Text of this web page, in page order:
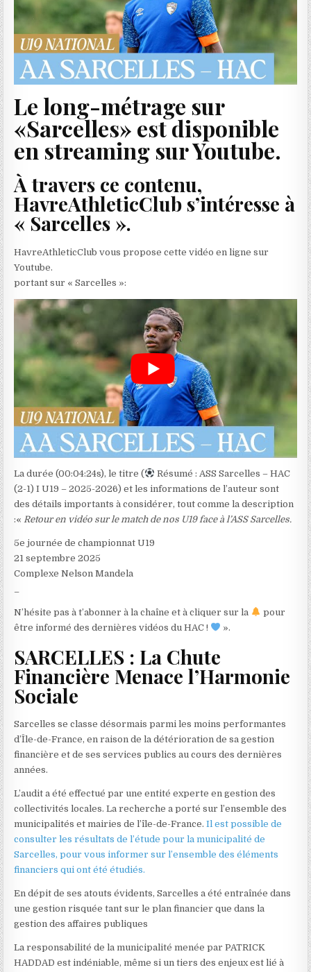
Le long-métrage sur
«Sarcelles» est disponible
en streaming sur Youtube.
À travers ce contenu,
HavreAthleticClub s’intéresse à
« Sarcelles ».
HavreAthleticClub vous propose cette vidéo en ligne sur
Youtube.
portant sur « Sarcelles »:
La durée (00:04:24s), le titre (
Résumé : ASS Sarcelles – HAC
(2-1) I U19 – 2025-2026) et les informations de l’auteur sont
des détails importants à considérer, tout comme la description
:« Retour en vidéo sur le match de nos U19 face à l’ASS Sarcelles.
5e journée de championnat U19
21 septembre 2025
Complexe Nelson Mandela
N’hésite pas à t’abonner à la chaîne et à cliquer sur la
pour
être informé des dernières vidéos du HAC !
».
SARCELLES : La Chute
Financière Menace l’Harmonie
Sociale
Sarcelles se classe désormais parmi les moins performantes
d’Île-de-France, en raison de la détérioration de sa gestion
financière et de ses services publics au cours des dernières
années.
L’audit a été effectué par une entité experte en gestion des
collectivités locales. La recherche a porté sur l’ensemble des
municipalités et mairies de l’île-de-France.Il est possible de
consulter les résultats de l’étude pour la municipalité de
Sarcelles, pour vous informer sur l’ensemble des éléments
financiers qui ont été étudiés.
En dépit de ses atouts évidents, Sarcelles a été entraînée dans
une gestion risquée tant sur le plan financier que dans la
gestion des affaires publiques
La responsabilité de la municipalité menée par PATRICK
HADDAD est indéniable, même si un tiers des enjeux est lié à